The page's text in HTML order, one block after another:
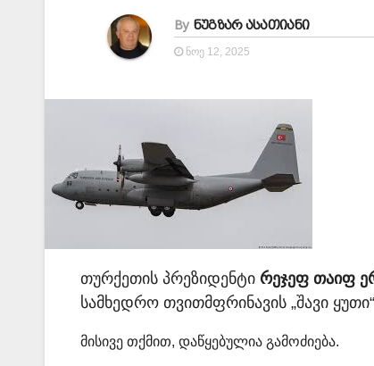
By ნუგზარ ასათიანი
ᲜᲝᲔ 12, 2025
თურქეთის პრეზიდენტი რეჯეფ თაიფ
სამხედრო თვითმფრინავის „შავი
მისივე თქმით, დაწყებულია გამოძიება.